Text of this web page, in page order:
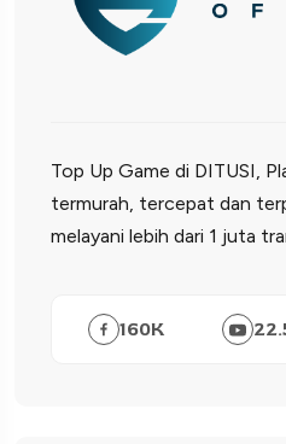
Top Up Game di DITUSI,
termurah, tercepat dan
melayani lebih dari 1 juta
160K